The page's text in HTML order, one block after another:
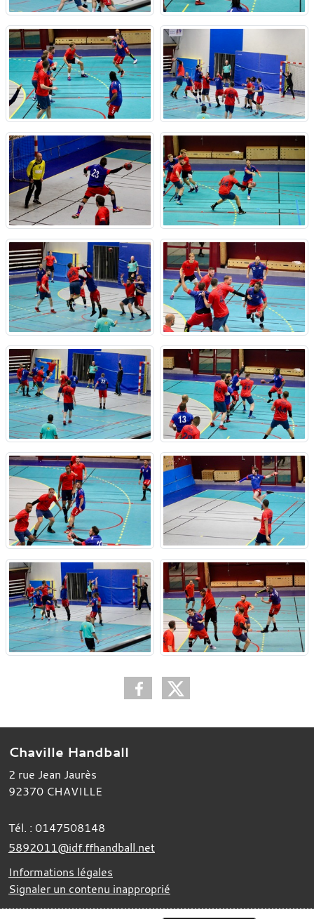
Chaville Handball
2 rue Jean Jaurès
92370 CHAVILLE
Tél. : 0147508148
5892011@idf.ffhandball.net
Informations légales
Signaler un contenu inapproprié